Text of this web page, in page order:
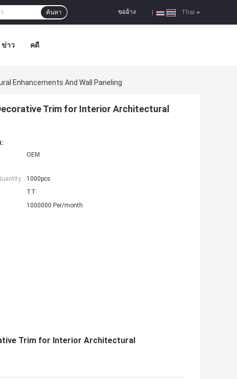
Thai
ขออ้าง
ค้นหา
ข่าว คดี
Enhancements And Wall Paneling
Trim for Interior Architectural
OEM
1000pcs
TT
1000000 Per/month
Trim for Interior Architectural